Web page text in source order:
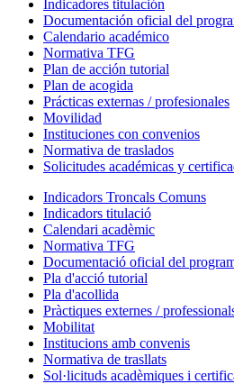
Indicadores titulación
Documentación oficial del
Calendario académico
Normativa TFG
Plan de acción tutorial
Plan de acogida
Prácticas externas / profesionales
Movilidad
Instituciones con convenios
Normativa de traslados
Solicitudes académicas y
Indicadors Troncals Comuns
Indicadors titulació
Calendari acadèmic
Normativa TFG
Documentació oficial del
Pla d'acció tutorial
Pla d'acollida
Pràctiques externes /
Mobilitat
Institucions amb convenis
Normativa de trasllats
Sol·licituds acadèmiques i